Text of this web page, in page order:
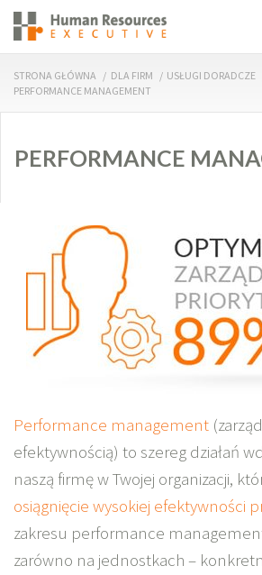
STRONA GŁÓWNA / DLA FIRM / USŁUGI DORADCZE
PERFORMANCE MANAGEMENT
PERFORMANCE
Performance management
efektywnością) to szereg działań
naszą firmę w Twojej organizacji,
osiągnięcie wysokiej efektywności
zakresu performance
zarówno na jednostkach –